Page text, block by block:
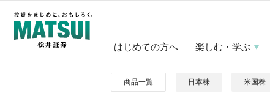
はじめての方へ 楽しむ・学ぶ
商品一覧 日本株 米国株